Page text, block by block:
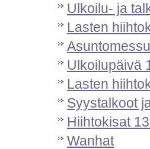
Ulkoilu- ja
Lasten
Ulkoilupäivä
Lasten
Syystalkoot
Hiihtokisat
Wanhat